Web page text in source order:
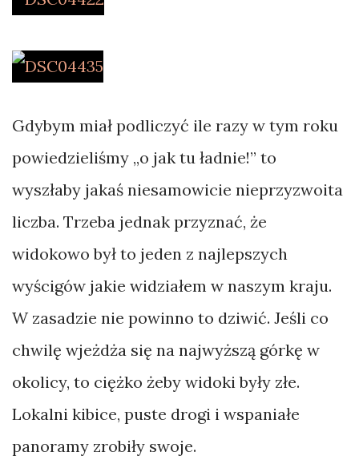
Gdybym miał podliczyć ile razy w tym roku
powiedzieliśmy „o jak tu ładnie!” to
wyszłaby jakaś niesamowicie nieprzyzwoita
liczba. Trzeba jednak przyznać, że
widokowo był to jeden z najlepszych
wyścigów jakie widziałem w naszym kraju.
W zasadzie nie powinno to dziwić. Jeśli co
chwilę wjeżdża się na najwyższą górkę w
okolicy, to ciężko żeby widoki były złe.
Lokalni kibice, puste drogi i wspaniałe
panoramy zrobiły swoje.